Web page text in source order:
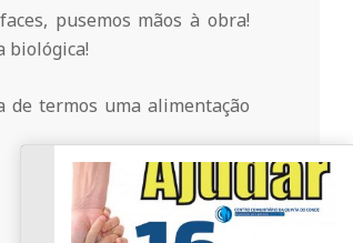
pusemos mãos à obra!
biológica!
de termos uma alimentação